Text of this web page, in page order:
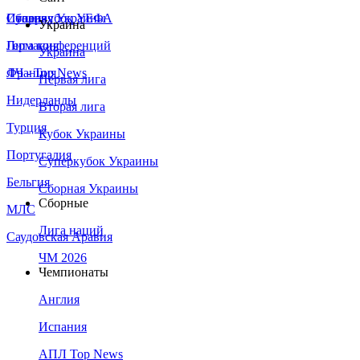
Сборная Украины
Италия
Германия
Франция
Нидерланды
Турция
Португалия
Бельгия
МЛС
Саудовская Аравия
Суперкубок УЕФА
Лига конференций
ЛЧ - Top News
Украина
Украина
Первая лига
Вторая лига
Кубок Украины
Суперкубок Украины
Сборная Украины
Сборные
Лига наций
ЧМ 2026
Чемпионаты
Англия
Испания
АПЛ Top News